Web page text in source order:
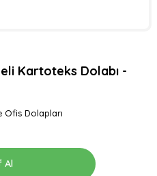
Kartoteks Dolabı -
Ofis Dolapları
Al